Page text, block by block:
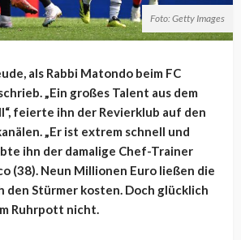
Foto: Getty Images
als Rabbi Matondo beim FC
„Ein großes Talent aus dem
feierte ihn der Revierklub auf den
„Er ist extrem schnell und
ihn der damalige Chef-Trainer
(38). Neun Millionen Euro ließen die
den Stürmer kosten. Doch glücklich
Ruhrpott nicht.